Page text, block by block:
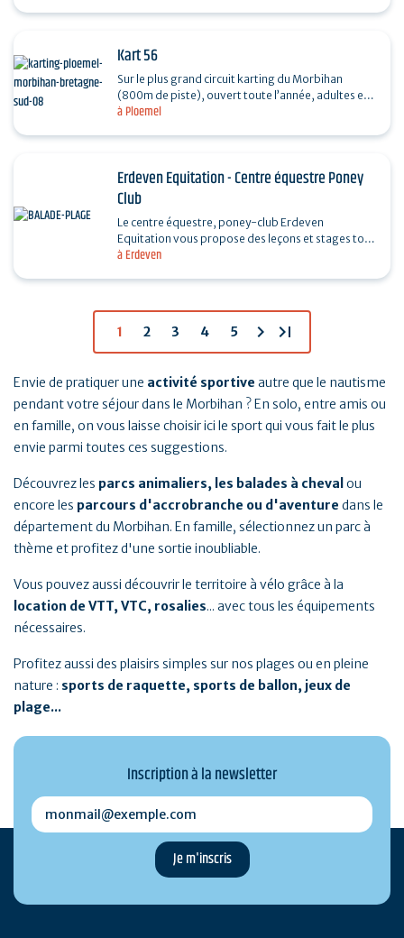
à Ploemel
Kart 56
Sur le plus grand circuit karting du Morbihan
(800m de piste), ouvert toute l’année, adultes et
juniors dès 7 ans défient le chrono sur nos karts
à Erdeven
Erdeven Equitation - Centre équestre Poney
Club
Le centre équestre, poney-club Erdeven
Equitation vous propose des leçons et stages tout
niveau. Equipé d'un manège couvert et de deux
1 2 3 4 5 chevron_right last_page
Envie de pratiquer une activité sportive autre que le nautisme
pendant votre séjour dans le Morbihan ? En solo, entre amis ou
en famille, on vous laisse choisir ici le sport qui vous fait le plus
envie parmi toutes ces suggestions.
Découvrez les parcs animaliers, les balades à cheval ou
encore les parcours d'accrobranche ou d'aventure dans le
département du Morbihan. En famille, sélectionnez un parc à
thème et profitez d'une sortie inoubliable.
Vous pouvez aussi découvrir le territoire à vélo grâce à la
location de VTT, VTC, rosalies... avec tous les équipements
nécessaires.
Profitez aussi des plaisirs simples sur nos plages ou en pleine
nature : sports de raquette, sports de ballon, jeux de
plage...
Inscription à la newsletter
monmail@exemple.com